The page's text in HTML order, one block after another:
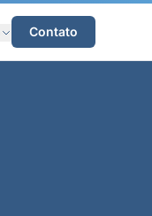
Contato